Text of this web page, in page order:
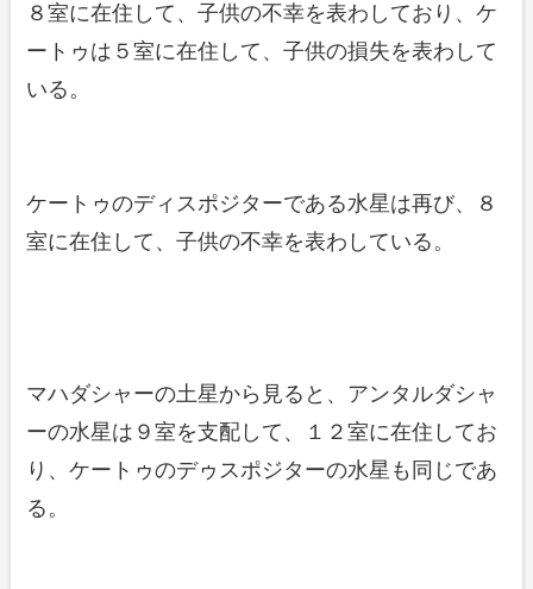
８室に在住して、子供の不幸を表わしており、ケ
ートゥは５室に在住して、子供の損失を表わして
いる。
ケートゥのディスポジターである水星は再び、８
室に在住して、子供の不幸を表わしている。
マハダシャーの土星から見ると、アンタルダシャ
ーの水星は９室を支配して、１２室に在住してお
り、ケートゥのデゥスポジターの水星も同じであ
る。